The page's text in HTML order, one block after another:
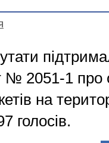
№ 2051-1
на
голосів.